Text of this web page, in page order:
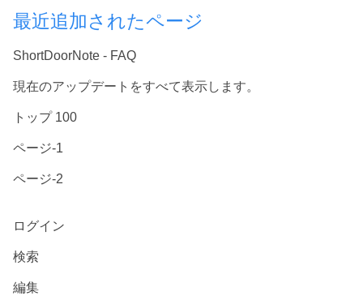
最近追加されたページ
ShortDoorNote - FAQ
現在のアップデートをすべて表示します。
トップ 100
ページ-1
ページ-2
ログイン
検索
編集